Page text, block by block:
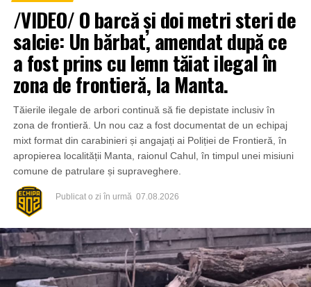
/VIDEO/ O barcă și doi metri steri de
salcie: Un bărbat, amendat după ce
a fost prins cu lemn tăiat ilegal în
zona de frontieră, la Manta.
Tăierile ilegale de arbori continuă să fie depistate inclusiv în
zona de frontieră. Un nou caz a fost documentat de un echipaj
mixt format din carabinieri și angajați ai Poliției de Frontieră, în
apropierea localității Manta, raionul Cahul, în timpul unei misiuni
comune de patrulare și supraveghere.
Publicat o zi în urmă 07.08.2026